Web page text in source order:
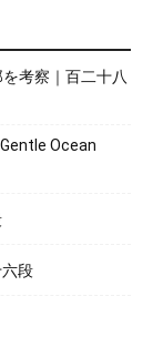
考察｜百二十八
Ocean
段